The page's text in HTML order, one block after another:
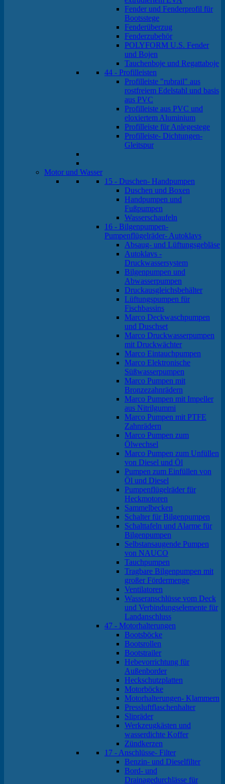
Fender und Fenderprofil für
Bootsstege
Fenderüberzug
Fenderzubehör
POLYFORM U.S. Fender
und Bojen
Tauchenboje und Regattaboje
44 - Profilleisten
Profilleiste "rubrail" aus
rostfreiem Edelstahl und basis
aus PVC
Profilleiste aus PVC und
eloxiertem Aluminium
Profilleiste für Anlegestege
Profilleiste- Dichtungen-
Gleitspur
Motor und Wasser
15 - Duschen- Handpumpen
Duschen und Boxen
Handpumpen und
Fußpumpen
Wasserschaufeln
16 - Bilgenpumpen-
Pumpenflügelräder- Autoklavs
Absaug- und Lüftungsgebläse
Autoklavs -
Druckwassersystem
Bilgenpumpen und
Abwasserpumpen
Druckausgleichsbehälter
Lüftungspumpen für
Fischbassins
Marco Deckwaschpumpen
und Duschset
Marco Druckwasserpumpen
mit Druckwächter
Marco Eintauchpumpen
Marco Elektronische
Süßwasserpumpen
Marco Pumpen mit
Bronzezahnrädern
Marco Pumpen mit Impeller
aus Nitrilgummi
Marco Pumpen mit PTFE
Zahnrädern
Marco Pumpen zum
Ölwechsel
Marco Pumpen zum Unfüllen
von Diesel und Öl
Pumpen zum Einfüllen von
Öl und Diesel
Pumpenflügelräder für
Heckmotoren
Sammelbecken
Schalter für Bilgenpumpen
Schalttafeln und Alarme für
Bilgenpumpen
Selbstansaugende Pumpen
von NAUCO
Tauchpumpen
Tragbare Bilgenpumpen mit
großer Fördermenge
Ventilatoren
Wasseranschlüsse vom Deck
und Verbindungselemente für
Landanschluss
47 - Motorhalterungen
Bootsböcke
Bootsrollen
Bootstrailer
Hebevorrichtung für
Außenborder
Heckschutzplatten
Motorböcke
Motorhalterungen- Klammern
Pressluftflaschenhalter
Slipräder
Werkzeugkästen und
wasserdichte Koffer
Zündkerzen
17 - Anschlüsse- Filter
Benzin- und Dieselfilter
Bord- und
Drainagedurchlässe für